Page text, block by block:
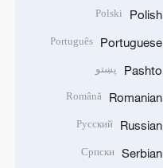
Polish
Polski
Portuguese
Português
Pashto پښتو
Romanian
Română
Russian
Русский
Serbian
Српски